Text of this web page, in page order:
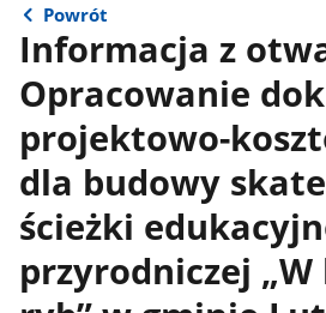
Powrót
Informacja z
Opracowanie
projektowo-
dla budowy
ścieżki
przyrodniczej